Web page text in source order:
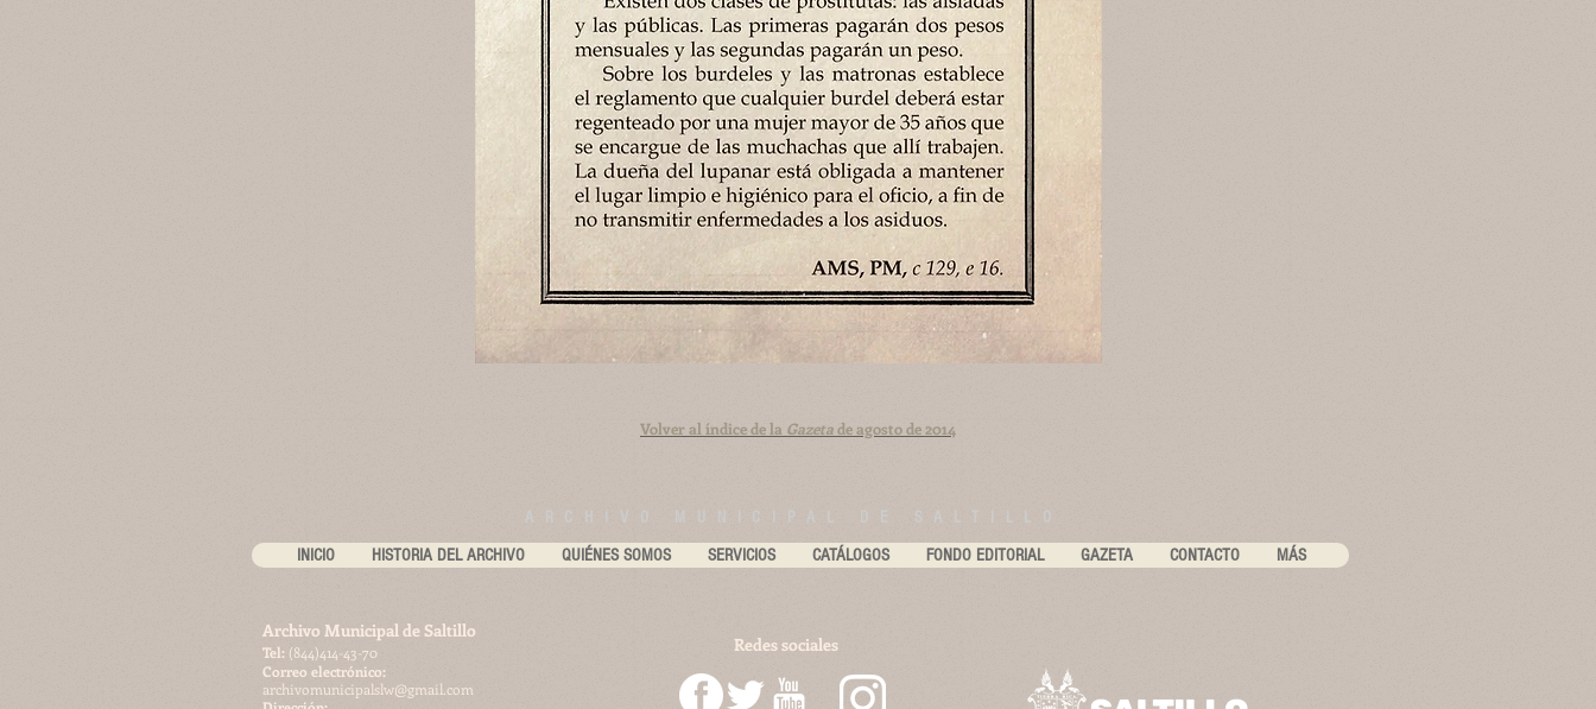
Volver al índice de la Gazetade agosto de 2014
ARCHIVO MUNICIPAL DE SALTILLO
INICIO HISTORIA DEL ARCHIVO QUIÉNES SOMOS SERVICIOS CATÁLOGOS FONDO EDITORIAL GAZETA CONTACTO MÁS
Archivo Municipal de Saltillo
​Tel: (844)414-43-70
Correo electrónico:
archivomunicipalslw@gmail.com
Redes sociales